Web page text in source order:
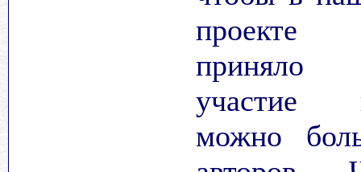
проекте
приняло
участие
можно